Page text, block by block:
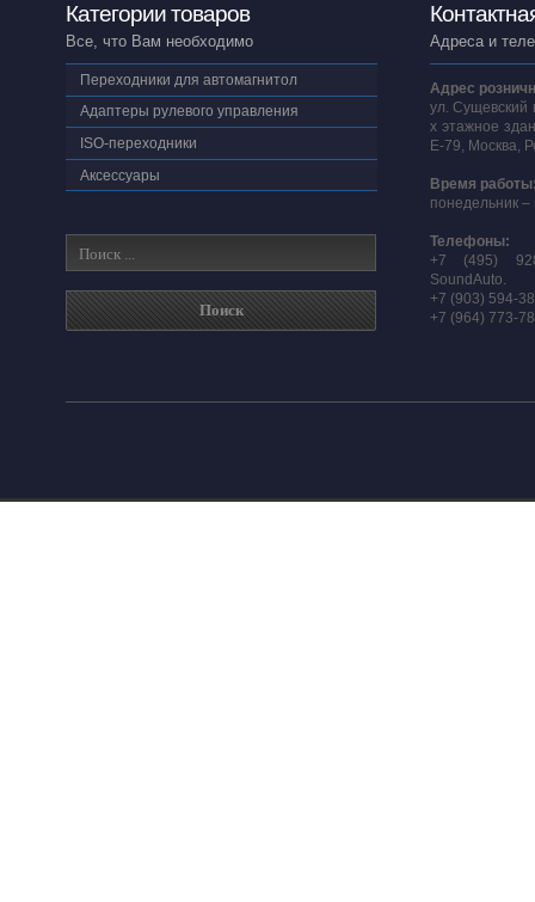
Категории товаров
Все, что Вам необходимо
Переходники для автомагнитол
Адаптеры рулевого управления
ISO-переходники
Аксессуары
Адреса и
Адрес
ул. Сущевский
х этажное
E-79, Москва,
Время
понедельник –
Телефоны:
+7 (495)
SoundAuto.
+7 (903) 594-
+7 (964) 773-